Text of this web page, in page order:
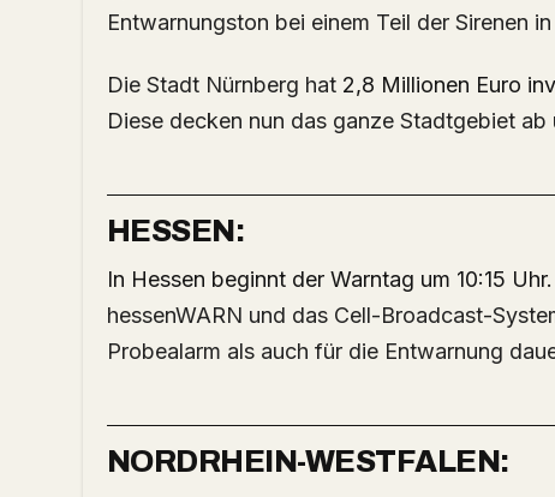
Entwarnungston bei einem Teil der Sirenen
Die Stadt Nürnberg hat 2,8 Millionen Euro
Diese decken nun das ganze Stadtgebiet
HESSEN:
In Hessen beginnt der Warntag um 10:15 Uhr.
hessenWARN und das Cell-Broadcast-
Probealarm als auch für die Entwarnung
NORDRHEIN-WESTFALEN: